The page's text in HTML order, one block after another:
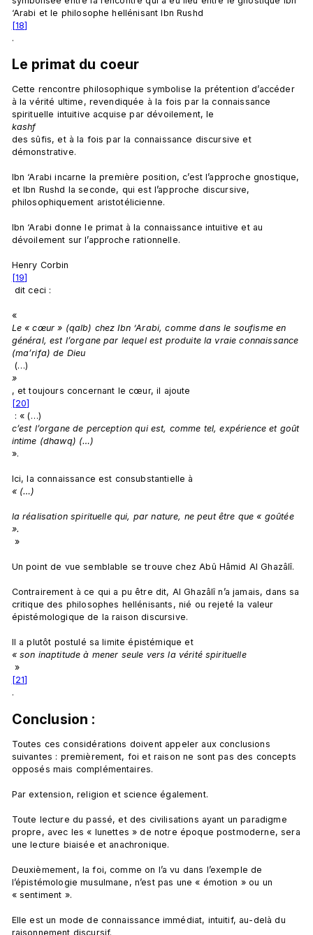
‘Arabi et le philosophe hellénisant Ibn Rushd
[18]
Le primat du coeur
Cette rencontre philosophique symbolise la prétention d’accéder
à la vérité ultime, revendiquée à la fois par la connaissance
spirituelle intuitive acquise par dévoilement, le
kashf
des sûfis, et à la fois par la connaissance discursive et
démonstrative.
Ibn ‘Arabi incarne la première position, c’est l’approche gnostique,
et Ibn Rushd la seconde, qui est l’approche discursive,
philosophiquement aristotélicienne.
Ibn ‘Arabi donne le primat à la connaissance intuitive et au
dévoilement sur l’approche rationnelle.
Henry Corbin
[19]
dit ceci :
«
Le « cœur » (qalb) chez Ibn ‘Arabi, comme dans le soufisme en
général, est l’organe par lequel est produite la vraie connaissance
(ma’rifa) de Dieu
(…)
»
, et toujours concernant le cœur, il ajoute
[20]
: « (…)
c’est l’organe de perception qui est, comme tel, expérience et goût
intime (dhawq) (…)
».
Ici, la connaissance est consubstantielle à
« (…)
la réalisation spirituelle qui, par nature, ne peut être que « goûtée
».
»
Un point de vue semblable se trouve chez Abû Hâmid Al Ghazâlî.
Contrairement à ce qui a pu être dit, Al Ghazâlî n’a jamais, dans sa
critique des philosophes hellénisants, nié ou rejeté la valeur
épistémologique de la raison discursive.
Il a plutôt postulé sa limite épistémique et
« son inaptitude à mener seule vers la vérité spirituelle
»
[21]
Conclusion :
Toutes ces considérations doivent appeler aux conclusions
suivantes : premièrement, foi et raison ne sont pas des concepts
opposés mais complémentaires.
Par extension, religion et science également.
Toute lecture du passé, et des civilisations ayant un paradigme
propre, avec les « lunettes » de notre époque postmoderne, sera
une lecture biaisée et anachronique.
Deuxièmement, la foi, comme on l’a vu dans l’exemple de
l’épistémologie musulmane, n’est pas une « émotion » ou un
« sentiment ».
Elle est un mode de connaissance immédiat, intuitif, au-delà du
raisonnement discursif.